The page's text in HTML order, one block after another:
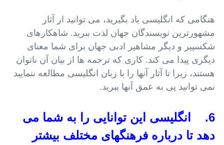
هنگامی که انگلیسی یاد بگیرید، می توانید از آثار
مشهورترین نویسندگان جهان لذت ببرید. شاهکارهای
شکسپیر و دیگر مشاهیر ادبی جهان برای شما معنای
دیگری پیدا می کند. کاری که ترجمه ها از بیان آن ناتوان
هستند، زیرا تا آثار آنها را با زبان انگلیسی مطالعه ننمایید
نمی توانید پی به عمق آنها ببرید.
6. انگلیسی این توانایی را به شما می
دهد تا درباره فرهنگهای مختلف بیشتر